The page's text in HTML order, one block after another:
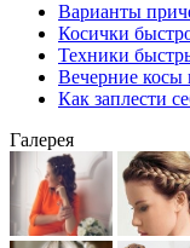
Варианты
Косички
Техники
Вечерние косы
Как заплести
Галерея